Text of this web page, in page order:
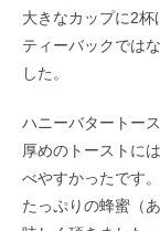
大きなカップに2杯
ティーバックでは
した。
ハニーバタートー
厚めのトーストに
べやすかったです。
たっぷりの蜂蜜（